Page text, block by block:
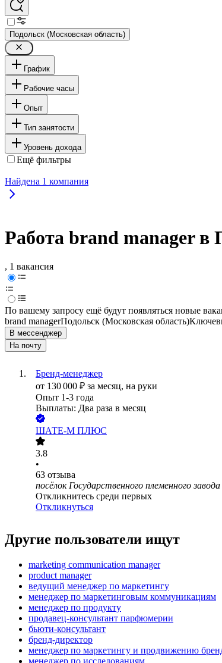
Подольск (Московская область)
График
Рабочие часы
Опыт
Тип занятости
Уровень дохода
Ещё фильтры
Найдена 1 компания
Работа brand manager в
, 1 вакансия
По вашему запросу ещё будут появляться новые
brand managerПодольск (Московская область)
В мессенджер
На почту
Бренд-менеджер
от 130 000 ₽ за месяц, на руки
Опыт 1-3 года
Выплаты: Два раза в месяц
ШАТЕ-М ПЛЮС
3.8
•
63 отзыва
посёлок Государственного племенного
Откликнитесь среди первых
Откликнуться
Другие пользователи ищут
marketing communication manager
product manager
ведущий менеджер по маркетингу
менеджер по маркетинговым коммуникациям
менеджер по продукту
продавец-консультант парфюмерии
бьюти-консультант
бренд-директор
менеджер по маркетингу и продвижению